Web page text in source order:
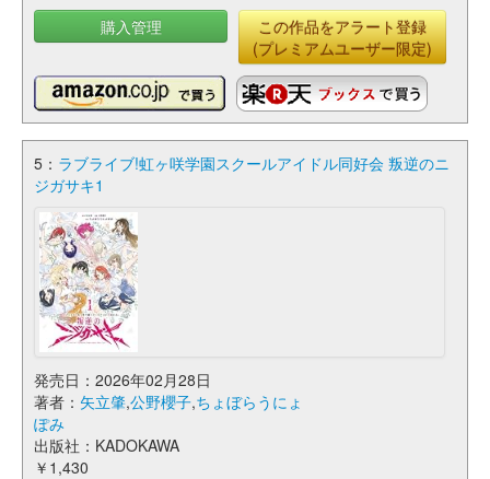
購入管理
この作品をアラート登録
(プレミアムユーザー限定)
5： ラブライブ!虹ヶ咲学園スクールアイドル同好会 叛逆のニ
ジガサキ1
発売日：2026年02月28日
著者： 矢立肇,公野櫻子,ちょぼらうにょ
ぽみ
出版社：KADOKAWA
￥1,430